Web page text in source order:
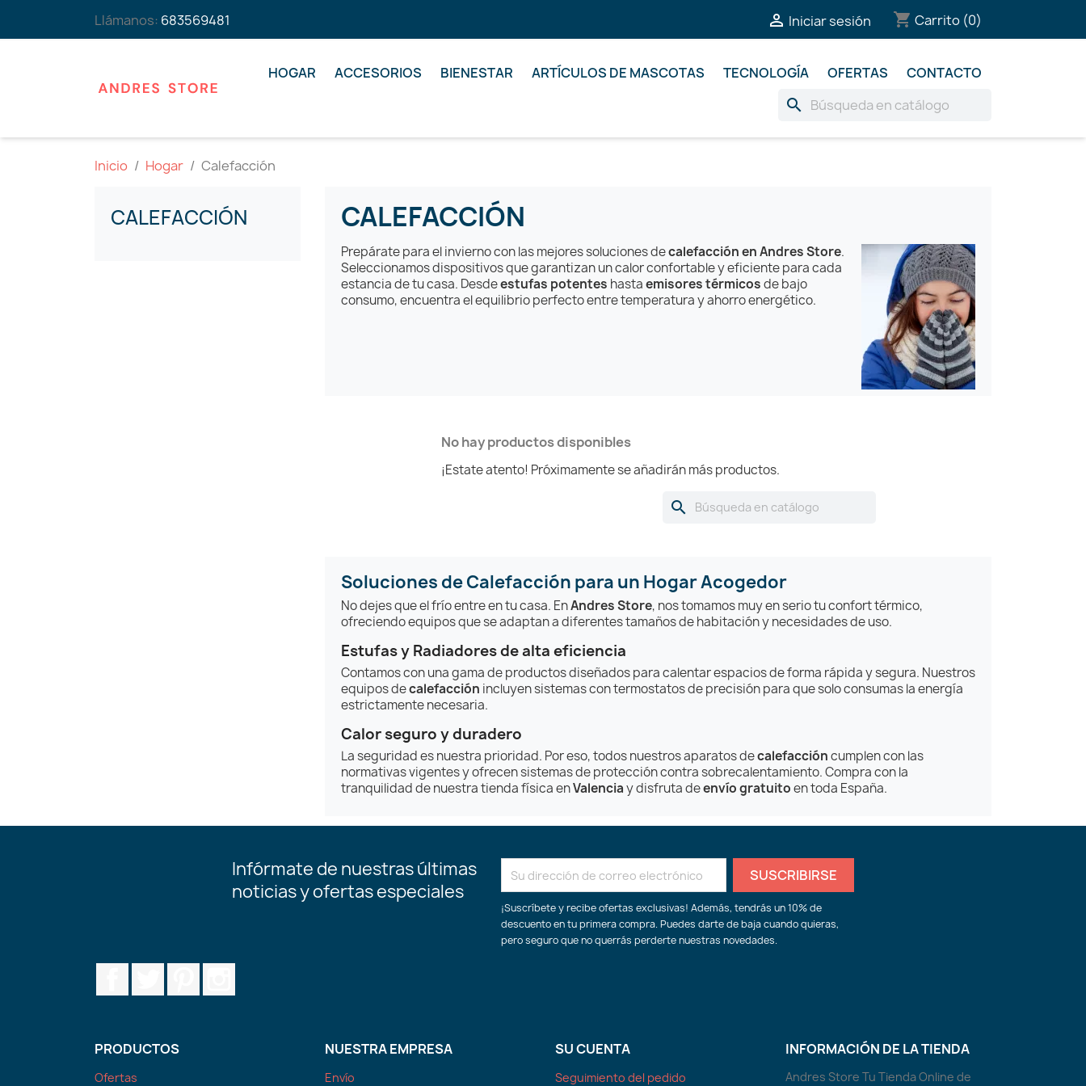
Llámanos: 683569481  Iniciar sesión shopping_cart Carrito (0)
HOGAR ACCESORIOS BIENESTAR ARTÍCULOS DE MASCOTAS TECNOLOGÍA OFERTAS CONTACTO
search
Inicio Hogar Calefacción
CALEFACCIÓN CALEFACCIÓN
Prepárate para el invierno con las mejores soluciones decalefacción en Andres Store.
Seleccionamos dispositivos que garantizan un calor confortable y eficiente para cada
estancia de tu casa. Desdeestufas potentes hastaemisores térmicosde bajo
consumo, encuentra el equilibrio perfecto entre temperatura y ahorro energético.
No hay productos disponibles
¡Estate atento! Próximamente se añadirán más productos.
search
Soluciones de Calefacción para un Hogar Acogedor
No dejes que el frío entre en tu casa. EnAndres Store, nos tomamos muy en serio tu confort térmico,
ofreciendo equipos que se adaptan a diferentes tamaños de habitación y necesidades de uso.
Estufas y Radiadores de alta eficiencia
Contamos con una gama de productos diseñados para calentar espacios de forma rápida y segura. Nuestros
equipos decalefacción incluyen sistemas con termostatos de precisión para que solo consumas la energía
estrictamente necesaria.
Calor seguro y duradero
La seguridad es nuestra prioridad. Por eso, todos nuestros aparatos decalefaccióncumplen con las
normativas vigentes y ofrecen sistemas de protección contra sobrecalentamiento. Compra con la
tranquilidad de nuestra tienda física enValenciay disfruta deenvío gratuitoen toda España.
Infórmate de nuestras últimas
noticias y ofertas especiales
¡Suscríbete y recibe ofertas exclusivas! Además, tendrás un 10% de
descuento en tu primera compra. Puedes darte de baja cuando quieras,
pero seguro que no querrás perderte nuestras novedades.
PRODUCTOS
Ofertas
NUESTRA EMPRESA
Envío
SU CUENTA
Seguimiento del pedido
INFORMACIÓN DE LA TIENDA
Andres Store Tu Tienda Online de